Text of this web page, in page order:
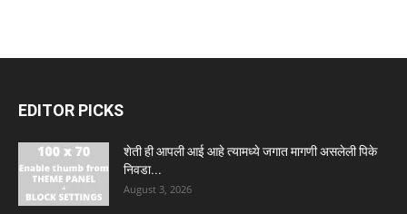
EDITOR PICKS
शेती ही आपली आई आहे त्यामध्ये जगात मागणी असलेली पिके
निवडा...
August 3, 2026